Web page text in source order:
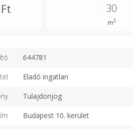
30
m2
644781
Eladó ingatlan
Tulajdonjog
Budapest 10. kerület